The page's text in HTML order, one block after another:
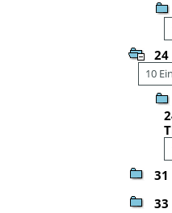
10
33